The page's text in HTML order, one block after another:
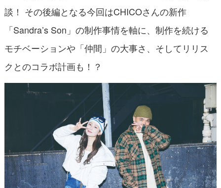
談！ その後編となる今回はCHICOさんの新作
「Sandra’s Son」の制作事情を軸に、制作を続ける
モチベーションや「仲間」の大事さ、そしてリリス
クとのコラボ計画も！？